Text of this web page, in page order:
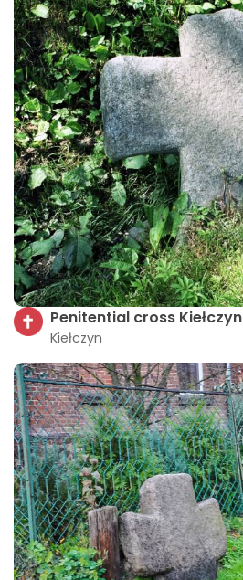
Penitential cross Kiełczyn
Kiełczyn